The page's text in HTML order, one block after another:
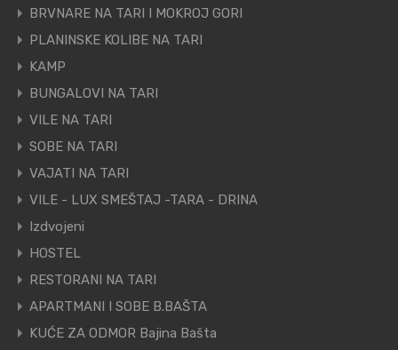
BRVNARE NA TARI I MOKROJ GORI
PLANINSKE KOLIBE NA TARI
KAMP
BUNGALOVI NA TARI
VILE NA TARI
SOBE NA TARI
VAJATI NA TARI
VILE - LUX SMEŠTAJ -TARA - DRINA
Izdvojeni
HOSTEL
RESTORANI NA TARI
APARTMANI I SOBE B.BAŠTA
KUĆE ZA ODMOR Bajina Bašta